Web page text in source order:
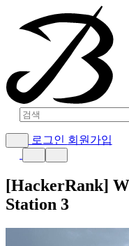
로그인 회원가입
[HackerRank]
Station 3